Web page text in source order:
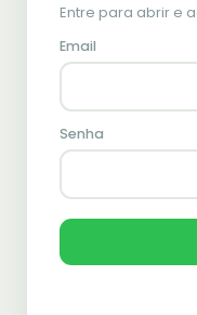
Entre para abrir e
Email
Senha